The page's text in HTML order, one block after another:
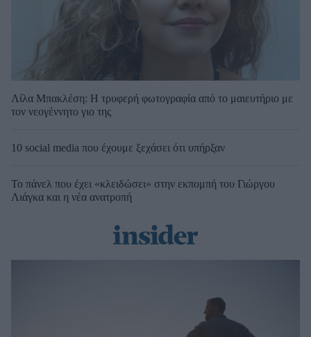
Λίλα Μπακλέση: Η τρυφερή φωτογραφία από το μαιευτήριο με
τον νεογέννητο γιο της
10 social media που έχουμε ξεχάσει ότι υπήρξαν
Το πάνελ που έχει «κλειδώσει» στην εκπομπή του Γιώργου
Λιάγκα και η νέα ανατροπή